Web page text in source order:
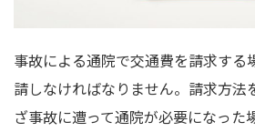
事故による通院で交通費を請求する
請しなければなりません。請求方法
ざ事故に遭って通院が必要になった